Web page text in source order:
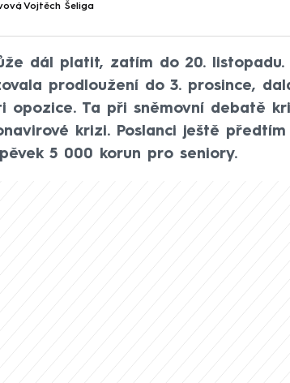
, Vojtěch Šeliga
dál platit, zatím do 20. listopadu.
prodloužení do 3. prosince,
opozice. Ta při sněmovní debatě
krizi. Poslanci ještě předtím
5 000 korun pro seniory.